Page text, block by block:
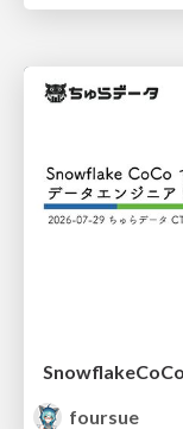
foursue